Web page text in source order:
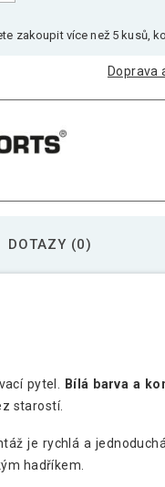
zakoupit více než 5 kusů,
Doprava
DOTAZY (0)
pytel. Bílá barva a
starostí.
je rychlá a
hadříkem.